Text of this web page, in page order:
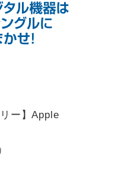
ー】Apple